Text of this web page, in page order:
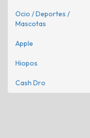
Ocio / Deportes /
Mascotas
Apple
Hiopos
Cash Dro